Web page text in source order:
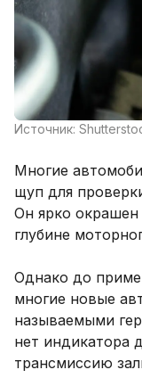
Источник:
Многие
щуп для
Он ярко окрашен
глубине
Однако до
многие новые
называемыми
нет индикатора
трансмиссию